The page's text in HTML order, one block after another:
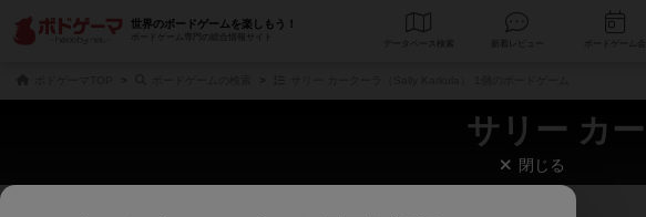
世界のボードゲームを楽しもう！
ボードゲーム専門の総合情報サイト
データベース
サリー カ
閉じる